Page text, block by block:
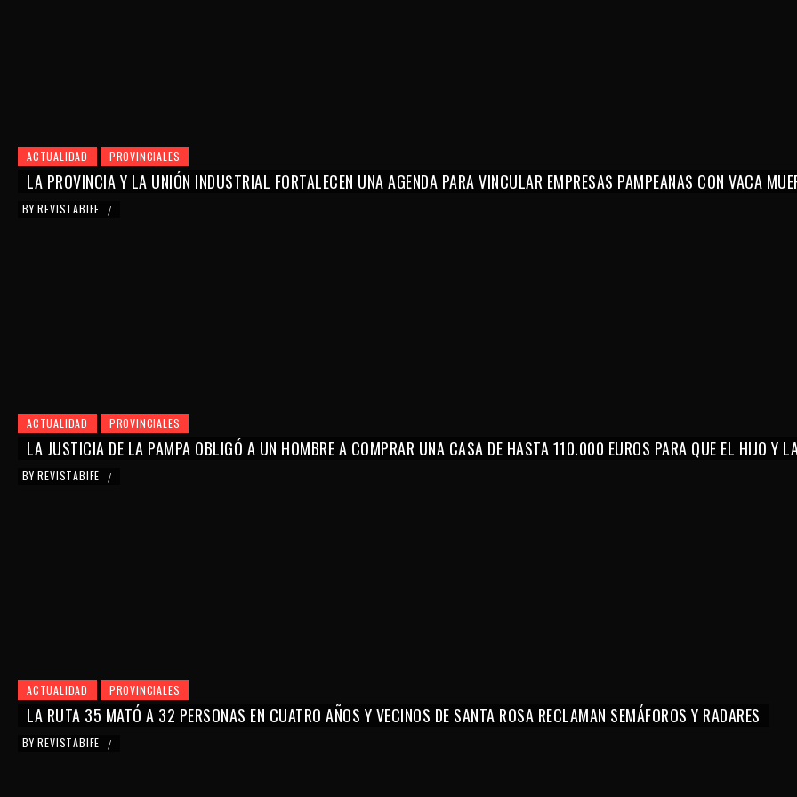
ACTUALIDAD PROVINCIALES
LA PROVINCIA Y LA UNIÓN INDUSTRIAL FORTALECEN UNA AGENDA PARA VINCULAR EMPRESAS PAMPEANAS CON VACA
BY REVISTABIFE /
ACTUALIDAD PROVINCIALES
LA JUSTICIA DE LA PAMPA OBLIGÓ A UN HOMBRE A COMPRAR UNA CASA DE HASTA 110.000 EUROS PARA QUE EL HIJO Y
BY REVISTABIFE /
ACTUALIDAD PROVINCIALES
LA RUTA 35 MATÓ A 32 PERSONAS EN CUATRO AÑOS Y VECINOS DE SANTA ROSA RECLAMAN SEMÁFOROS Y RADARES
BY REVISTABIFE /